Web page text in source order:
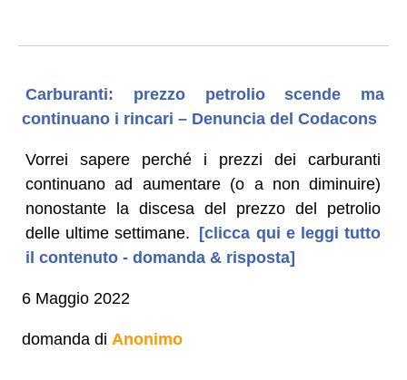
Carburanti: prezzo petrolio scende ma
continuano i rincari – Denuncia del Codacons
Vorrei sapere perché i prezzi dei carburanti
continuano ad aumentare (o a non diminuire)
nonostante la discesa del prezzo del petrolio
delle ultime settimane. [clicca qui e leggi tutto
il contenuto - domanda & risposta]
6 Maggio 2022
domanda di Anonimo